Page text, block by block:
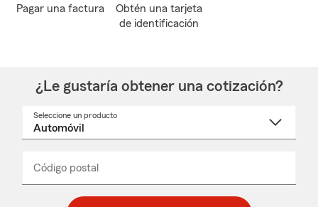
Pagar una factura
Obtén una tarjeta
de identificación
¿Le gustaría obtener una cotización?
Seleccione un producto
desplegable
Código postal
_____